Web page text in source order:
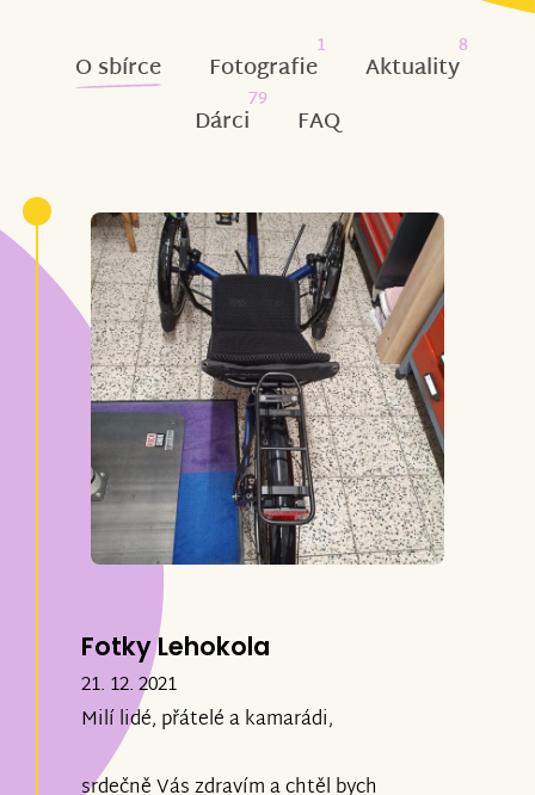
O sbírce Fotografie
1
Aktuality
8
Dárci
79
FAQ
Fotky Lehokola
21. 12. 2021
Milí lidé, přátelé a kamarádi,